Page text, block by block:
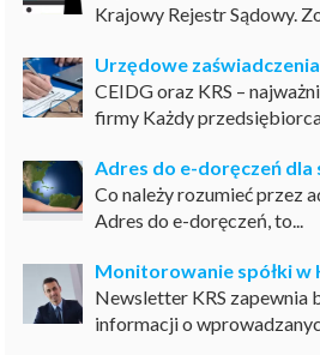
Krajowy Rejestr Sądowy.
Urzędowe
CEIDG oraz KRS –
firmy Każdy przedsiębiorca
Adres do e-doręczeń dla
Co należy rozumieć przez
Adres do e-doręczeń, to...
Monitorowanie spółki w
Newsletter KRS zapewnia
informacji o